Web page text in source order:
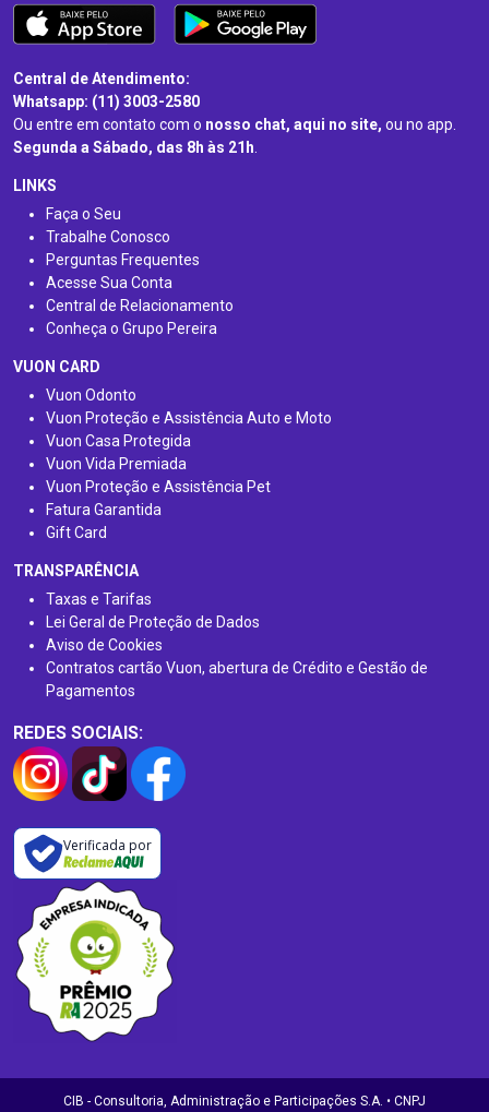
Central de Atendimento:
Whatsapp: (11) 3003-2580
Ou entre em contato com o nosso chat, aqui no site, ou no app.
Segunda a Sábado, das 8h às 21h.
LINKS
Faça o Seu
Trabalhe Conosco
Perguntas Frequentes
Acesse Sua Conta
Central de Relacionamento
Conheça o Grupo Pereira
VUON CARD
Vuon Odonto
Vuon Proteção e Assistência Auto e Moto
Vuon Casa Protegida
Vuon Vida Premiada
Vuon Proteção e Assistência Pet
Fatura Garantida
Gift Card
TRANSPARÊNCIA
Taxas e Tarifas
Lei Geral de Proteção de Dados
Aviso de Cookies
Contratos cartão Vuon, abertura de Crédito e Gestão de
Pagamentos
REDES SOCIAIS:
Verificada por
CIB - Consultoria, Administração e Participações S.A. • CNPJ